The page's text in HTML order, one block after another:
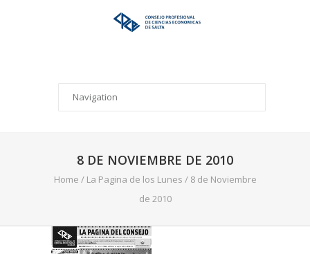
8 DE NOVIEMBRE DE 2010
Home / La Pagina de los Lunes / 8 de Noviembre
de 2010